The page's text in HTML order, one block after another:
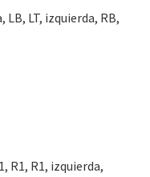
LB, LT, izquierda, RB,
R1, R1, izquierda,